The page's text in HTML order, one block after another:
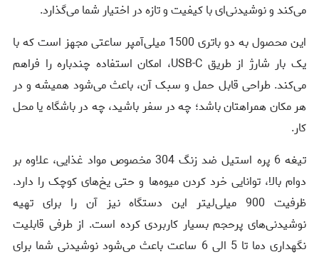
می‌کند و نوشیدنی‌ای با کیفیت و تازه در اختیار شما می‌گذارد.
این محصول به دو باتری 1500 میلی‌آمپر ساعتی مجهز است که با
یک بار شارژ از طریق USB-C، امکان استفاده چندباره را فراهم
می‌کند. طراحی قابل حمل و سبک آن، باعث می‌شود همیشه و در
هر مکان همراهتان باشد؛ چه در سفر باشید، چه در باشگاه یا محل
کار.
تیغه 6 پره استیل ضد زنگ 304 مخصوص مواد غذایی، علاوه بر
دوام بالا، توانایی خرد کردن میوه‌ها و حتی یخ‌های کوچک را دارد.
ظرفیت 900 میلی‌لیتر این دستگاه نیز آن را برای تهیه
نوشیدنی‌های پرحجم بسیار کاربردی کرده است. از طرفی قابلیت
نگهداری دما تا 5 الی 6 ساعت باعث می‌شود نوشیدنی شما برای